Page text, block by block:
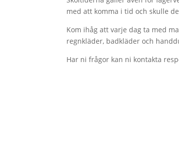
med att komma i tid och skulle
Kom ihåg att varje dag ta med
regnkläder, badkläder och
Har ni frågor kan ni kontakta